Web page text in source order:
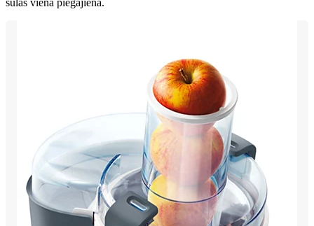
sulas vienā piegājienā.